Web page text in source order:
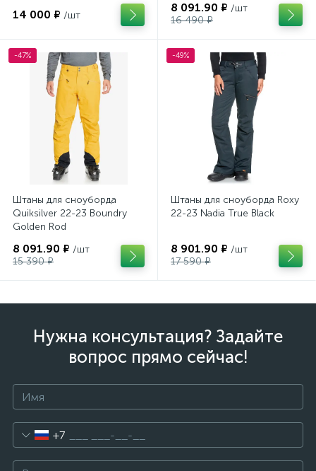
14 000 ₽ /шт
8 091.90 ₽ /шт
16 490 ₽
-47%
Штаны для сноуборда
Quiksilver 22-23 Boundry
Golden Rod
8 091.90 ₽ /шт
15 390 ₽
-49%
Штаны для сноуборда Roxy
22-23 Nadia True Black
8 901.90 ₽ /шт
17 590 ₽
Нужна консультация? Задайте
вопрос прямо сейчас!
+7